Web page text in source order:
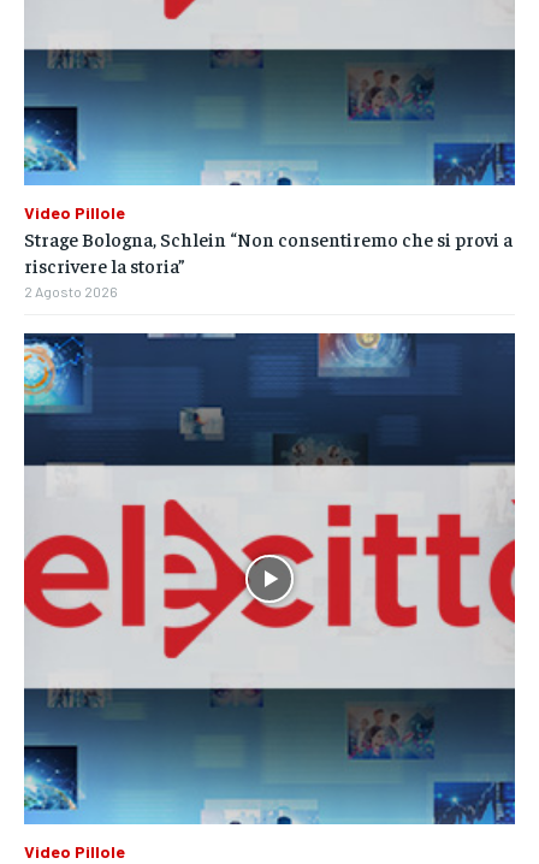
Video Pillole
Strage Bologna, Schlein “Non consentiremo che si provi a
riscrivere la storia”
2 Agosto 2026
Video Pillole